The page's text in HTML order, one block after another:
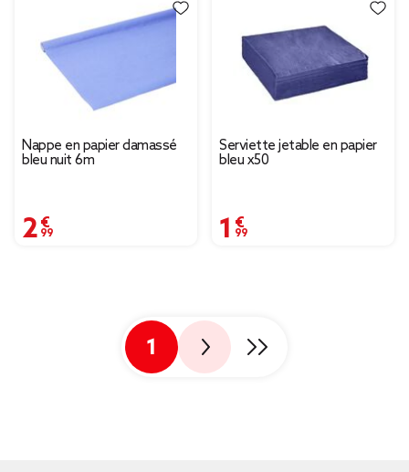
Nappe en papier damassé
bleu nuit 6m
2,99 €
Serviette jetable en papier
bleu x50
1,99 €
1